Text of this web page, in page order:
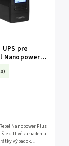
pre
Nanopower
Nanopower Plus
citlivé zariadenia
výpadok